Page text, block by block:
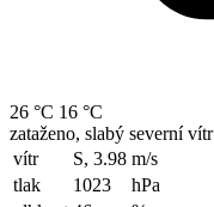
26 °C 16 °C
zataženo, slabý severní vítr
vítr
S, 3.98 m/s
tlak
1023
hPa